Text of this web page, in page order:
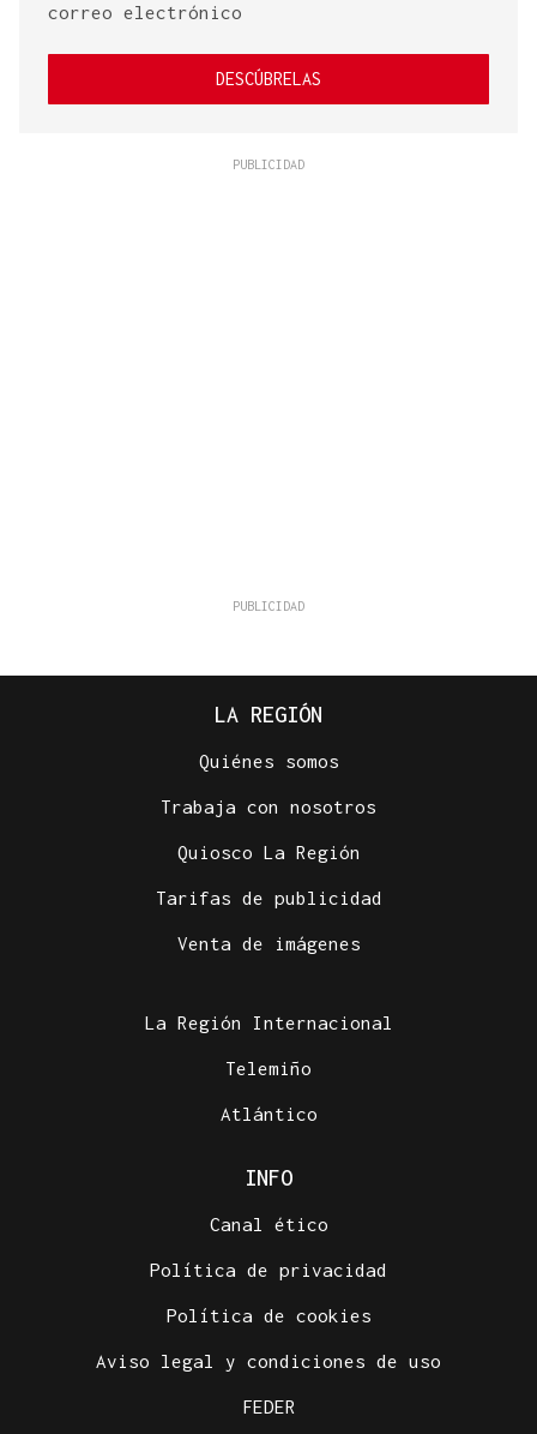
correo electrónico
DESCÚBRELAS
LA REGIÓN
Quiénes somos
Trabaja con nosotros
Quiosco La Región
Tarifas de publicidad
Venta de imágenes
La Región Internacional
Telemiño
Atlántico
INFO
Canal ético
Política de privacidad
Política de cookies
Aviso legal y condiciones de uso
FEDER